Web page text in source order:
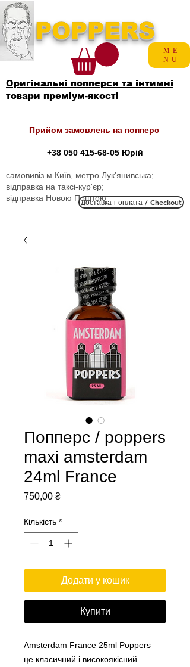
POPPERS
Оригінальні попперси та інтимні
товари преміум-якості
Прийом замовлень на попперс
+38 050 415-68-05 Юрій
самовивіз м.Київ, метро Лук'янивська;
відправка на таксі-кур'єр;
відправка Новою ПоштоюДоставка і оплата / Checkout
ME
NU
Попперс / poppers
maxi amsterdam
24ml France
750,00 ₴Ціна
Кількість *
Додати у кошик
Купити
Amsterdam France 25ml Poppers –
це класичний і високоякісний